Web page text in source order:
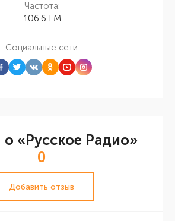
Частота:
106.6 FM
Социальные сети:
«Русское Радио»
0
Добавить отзыв